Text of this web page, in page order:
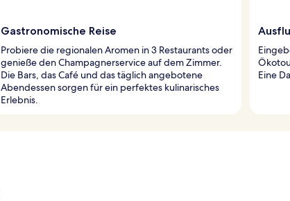
Gastronomische Reise
Probiere die regionalen Aromen in 3 Restaurants oder
genieße den Champagnerservice auf dem Zimmer.
Die Bars, das Café und das täglich angebotene
Abendessen sorgen für ein perfektes kulinarisches
Erlebnis.
Eine